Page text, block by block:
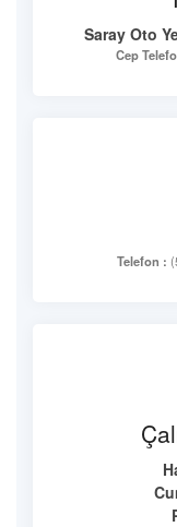
Saray Oto
Cep
Telefon :